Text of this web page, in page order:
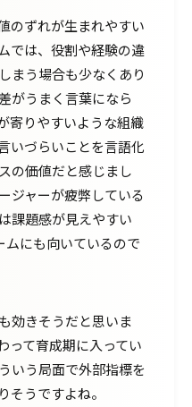
のずれが生まれやすい
では、役割や経験の違
まう場合も少なくあり
がうまく言葉になら
寄りやすいような組織
いづらいことを言語化
の価値だと感じまし
ジャーが疲弊している
課題感が見えやすい
にも向いているので
効きそうだと思いま
って育成期に入ってい
いう局面で外部指標を
そうですよね。
林様）
いてどのように感じま
お願いします
くと感じましたか